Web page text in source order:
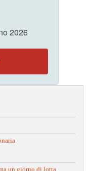
2026
un giorno di lotta